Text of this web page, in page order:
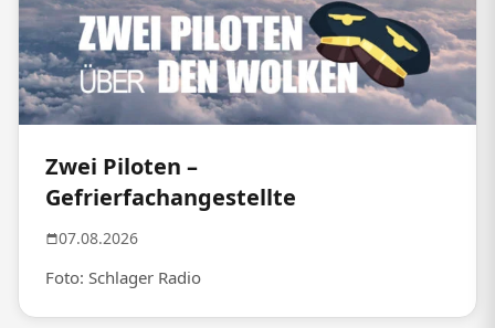
Zwei Piloten –
Gefrierfachangestellte
07.08.2026
Foto: Schlager Radio